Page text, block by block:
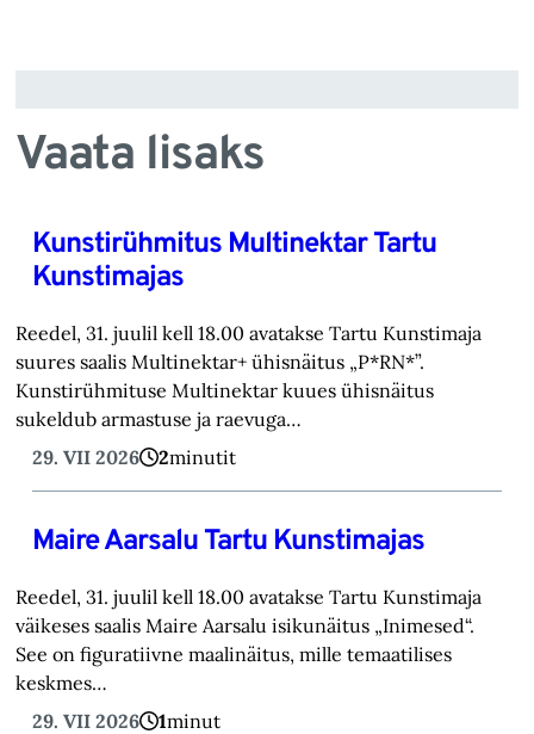
Vaata lisaks
Kunstirühmitus Multinektar Tartu
Kunstimajas
Reedel, 31. juulil kell 18.00 avatakse Tartu Kunstimaja
suures saalis Multinektar+ ühisnäitus „P*RN*”.
Kunstirühmituse Multinektar kuues ühisnäitus
sukeldub armastuse ja raevuga…
29. VII 2026
2minutit
Maire Aarsalu Tartu Kunstimajas
Reedel, 31. juulil kell 18.00 avatakse Tartu Kunstimaja
väikeses saalis Maire Aarsalu isikunäitus „Inimesed“.
See on figuratiivne maalinäitus, mille temaatilises
keskmes…
29. VII 2026
1minut